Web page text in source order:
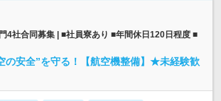
4社合同募集 | ■社員寮あり ■年間休日120日程度 ■
の安全”を守る！【航空機整備】★未経験歓